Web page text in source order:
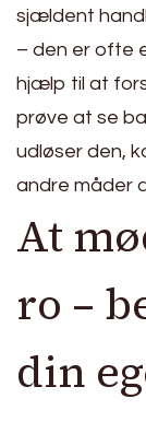
sjældent
– den er ofte
hjælp til at
prøve at se
udløser den,
andre måder
At
ro –
din